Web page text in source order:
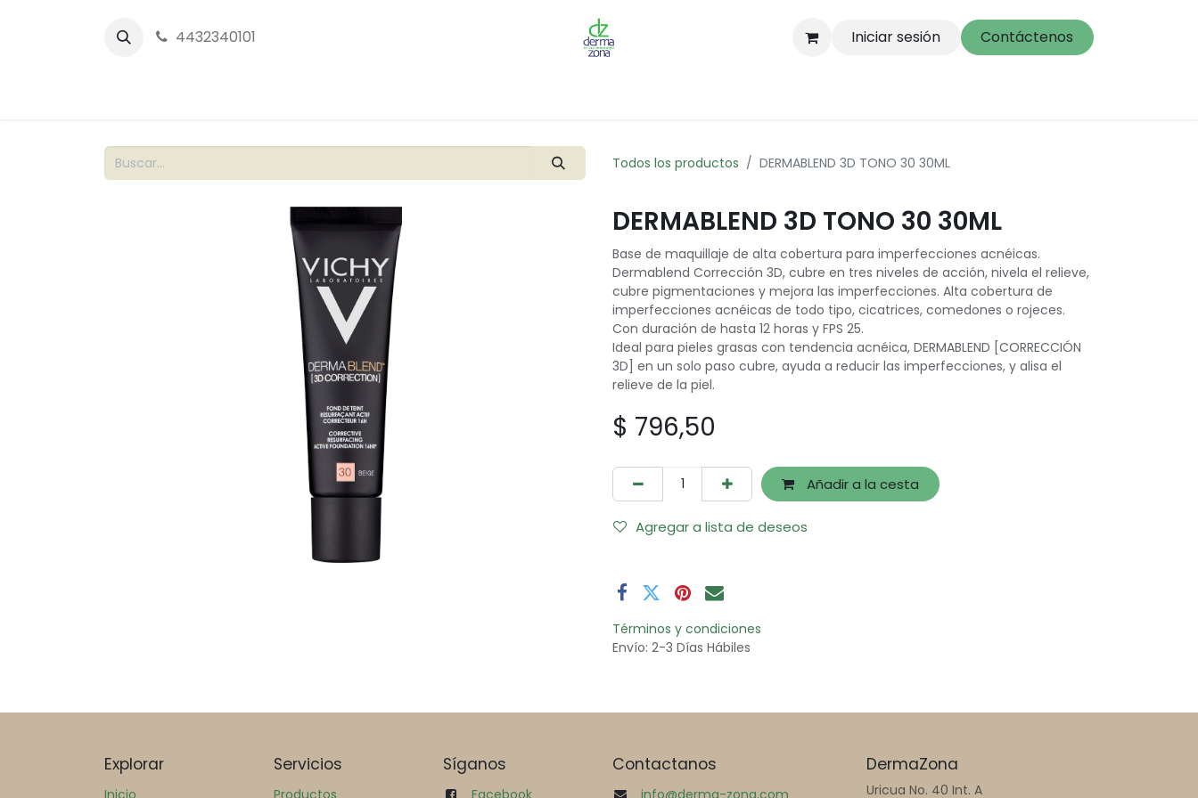
4432340101 Iniciar sesión Contáctenos
Todos los productos DERMABLEND 3D TONO 30 30ML
DERMABLEND 3D TONO 30 30ML
Base de maquillaje de alta cobertura para imperfecciones acnéicas.
Dermablend Corrección 3D, cubre en tres niveles de acción, nivela el relieve,
cubre pigmentaciones y mejora las imperfecciones. Alta cobertura de
imperfecciones acnéicas de todo tipo, cicatrices, comedones o rojeces.
Con duración de hasta 12 horas y FPS 25.
Ideal para pieles grasas con tendencia acnéica, DERMABLEND [CORRECCIÓN
3D] en un solo paso cubre, ayuda a reducir las imperfecciones, y alisa el
relieve de la piel.
$ 796,50
Añadir a la cesta
Agregar a lista de deseos
Términos y condiciones
Envío: 2-3 Días Hábiles
Explorar Servicios Síganos Contactanos DermaZona
Uricua No. 40 Int. A